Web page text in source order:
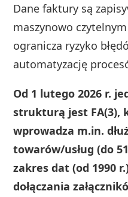
Dane faktury są
maszynowo
ogranicza ryzyko
automatyzację
Od 1 lutego 2026 r.
strukturą jest FA(3),
wprowadza m.in.
towarów/usług (do
zakres dat (od 1990
dołączania